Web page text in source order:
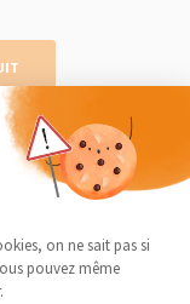
on ne sait pas si
pouvez même